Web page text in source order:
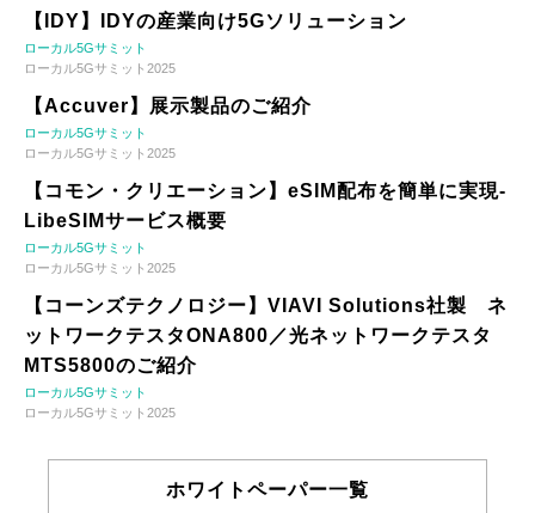
【IDY】IDYの産業向け5Gソリューション
ローカル5Gサミット
ローカル5Gサミット2025
【Accuver】展示製品のご紹介
ローカル5Gサミット
ローカル5Gサミット2025
【コモン・クリエーション】eSIM配布を簡単に実現-
LibeSIMサービス概要
ローカル5Gサミット
ローカル5Gサミット2025
【コーンズテクノロジー】VIAVI Solutions社製 ネ
ットワークテスタONA800／光ネットワークテスタ
MTS5800のご紹介
ローカル5Gサミット
ローカル5Gサミット2025
ホワイトペーパー一覧